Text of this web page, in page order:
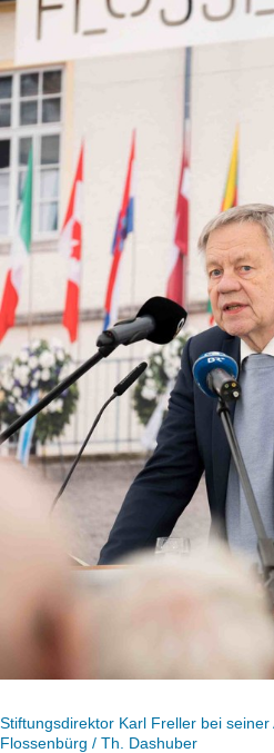
Stiftungsdirektor Karl Freller bei
Flossenbürg / Th. Dashuber